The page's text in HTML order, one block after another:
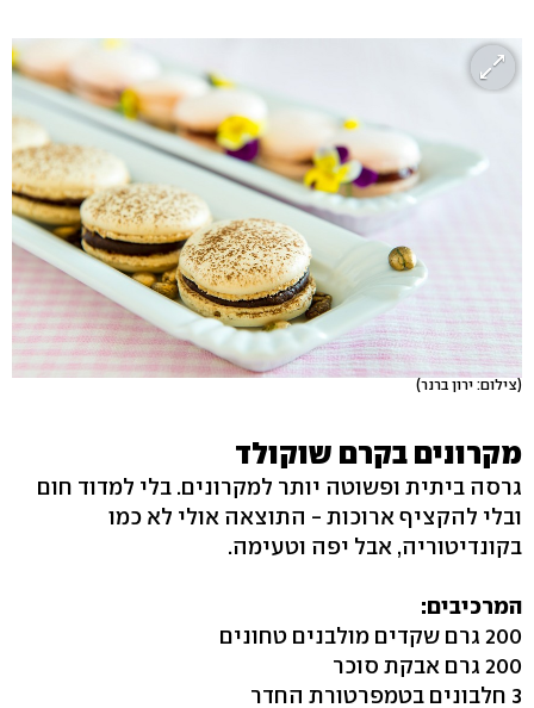
(צילום: ירון ברנר)
מקרונים בקרם שוקולד
גרסה ביתית ופשוטה יותר למקרונים. בלי למדוד חום
ובלי להקציף ארוכות - התוצאה אולי לא כמו
בקונדיטוריה, אבל יפה וטעימה.
המרכיבים:
200 גרם שקדים מולבנים טחונים
200 גרם אבקת סוכר
3 חלבונים בטמפרטורת החדר